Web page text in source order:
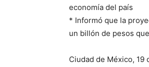
economía del país
* Informó que la
un billón de pesos
Ciudad de México, 19